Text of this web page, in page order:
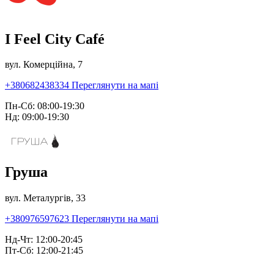
I Feel City Café
вул. Комерційна, 7
+380682438334 Переглянути на мапі
Пн-Сб: 08:00-19:30
Нд: 09:00-19:30
Груша
вул. Металургів, 33
+380976597623 Переглянути на мапі
Нд-Чт: 12:00-20:45
Пт-Сб: 12:00-21:45